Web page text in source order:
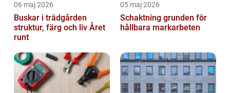
06 maj 2026
Buskar i trädgården
struktur, färg och liv Året
runt
05 maj 2026
Schaktning grunden för
hållbara markarbeten